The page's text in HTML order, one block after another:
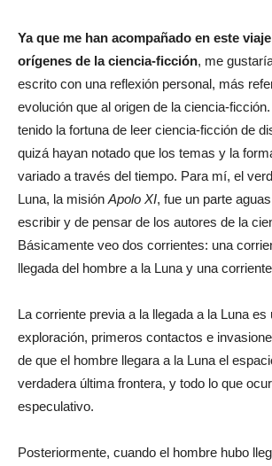
Ya que me han acompañado en este
orígenes de la ciencia-ficción, me
escrito con una reflexión personal, más
evolución que al origen de la ciencia-
tenido la fortuna de leer ciencia-ficción de
quizá hayan notado que los temas y la
variado a través del tiempo. Para mí, el
Luna, la misión Apolo XI, fue un parte
escribir y de pensar de los autores de la
Básicamente veo dos corrientes: una
llegada del hombre a la Luna y una
La corriente previa a la llegada a la Luna es
exploración, primeros contactos e
de que el hombre llegara a la Luna el
verdadera última frontera, y todo lo que
especulativo.
Posteriormente, cuando el hombre hubo